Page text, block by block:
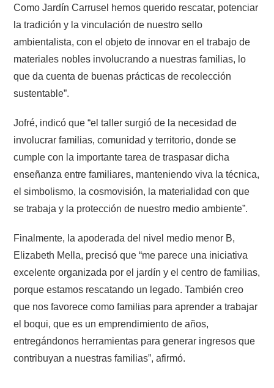
Como Jardín Carrusel hemos querido rescatar, potenciar
la tradición y la vinculación de nuestro sello
ambientalista, con el objeto de innovar en el trabajo de
materiales nobles involucrando a nuestras familias, lo
que da cuenta de buenas prácticas de recolección
sustentable”.
Jofré, indicó que “el taller surgió de la necesidad de
involucrar familias, comunidad y territorio, donde se
cumple con la importante tarea de traspasar dicha
enseñanza entre familiares, manteniendo viva la técnica,
el simbolismo, la cosmovisión, la materialidad con que
se trabaja y la protección de nuestro medio ambiente”.
Finalmente, la apoderada del nivel medio menor B,
Elizabeth Mella, precisó que “me parece una iniciativa
excelente organizada por el jardín y el centro de familias,
porque estamos rescatando un legado. También creo
que nos favorece como familias para aprender a trabajar
el boqui, que es un emprendimiento de años,
entregándonos herramientas para generar ingresos que
contribuyan a nuestras familias”, afirmó.